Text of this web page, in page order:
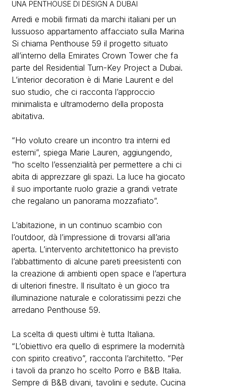
UNA PENTHOUSE DI DESIGN A DUBAI
Arredi e mobili firmati da marchi italiani per un
lussuoso appartamento affacciato sulla Marina
Si chiama Penthouse 59 il progetto situato
all’interno della Emirates Crown Tower che fa
parte del Residential Turn-Key Project a Dubai.
L’interior decoration è di Marie Laurent e del
suo studio, che ci racconta l’approccio
minimalista e ultramoderno della proposta
abitativa.
“Ho voluto creare un incontro tra interni ed
esterni”, spiega Marie Lauren, aggiungendo,
“ho scelto l’essenzialità per permettere a chi ci
abita di apprezzare gli spazi. La luce ha giocato
il suo importante ruolo grazie a grandi vetrate
che regalano un panorama mozzafiato”.
L’abitazione, in un continuo scambio con
l’outdoor, dà l’impressione di trovarsi all’aria
aperta. L’intervento architettonico ha previsto
l’abbattimento di alcune pareti preesistenti con
la creazione di ambienti open space e l’apertura
di ulteriori finestre. Il risultato è un gioco tra
illuminazione naturale e coloratissimi pezzi che
arredano Penthouse 59.
La scelta di questi ultimi è tutta Italiana.
“L’obiettivo era quello di esprimere la modernità
con spirito creativo”, racconta l’architetto. “Per
i tavoli da pranzo ho scelto Porro e B&B Italia.
Sempre di B&B divani, tavolini e sedute. Cucina